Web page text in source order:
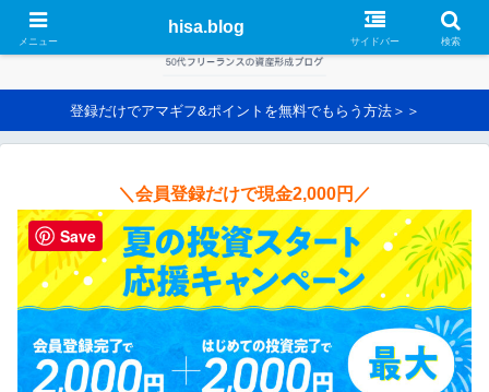
登録だけでアマギフ&ポイントを無料でもらう方法＞＞
＼会員登録だけで現金2,000円／
メニュー
hisa.blog
サイドバー 検索
Save